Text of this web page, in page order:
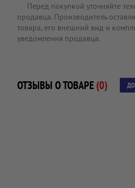
Перед покупкой уточняйте
продавца. Производитель
товара, его внешний вид и
уведомления продавца.
ОТЗЫВЫ О ТОВАРЕ (0)